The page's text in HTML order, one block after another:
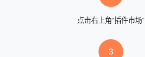
点击右上角“插件市场”
3